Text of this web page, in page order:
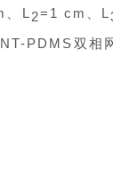
、L 2=1 cm、L
PDMS双相